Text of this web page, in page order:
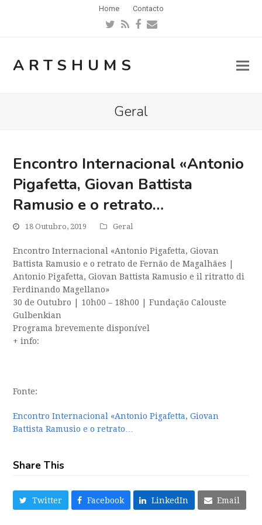
Home Contacto
Twitter
RSSFacebook
Email
ARTSHUMS
Geral
Encontro Internacional «Antonio
Pigafetta, Giovan Battista
Ramusio e o retrato…
18 Outubro, 2019 Geral
Encontro Internacional «Antonio Pigafetta, Giovan
Battista Ramusio e o retrato de Fernão de Magalhães |
Antonio Pigafetta, Giovan Battista Ramusio e il ritratto di
Ferdinando Magellano»
30 de Outubro | 10h00 – 18h00 | Fundação Calouste
Gulbenkian
Programa brevemente disponível
+ info:
Fonte:
Encontro Internacional «Antonio Pigafetta, Giovan
Battista Ramusio e o retrato…
Share This
Twitter Facebook LinkedIn Email